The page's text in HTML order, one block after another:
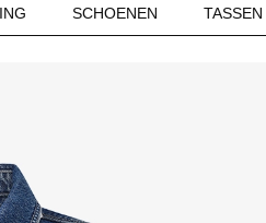
SCHOENEN